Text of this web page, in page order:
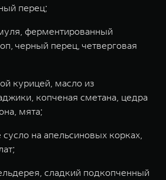
перец;
ферментированный
черный перец, четверговая
курицей, масло из
копченая сметана, цедра
мята;
на апельсиновых корках,
сладкий подкопченный